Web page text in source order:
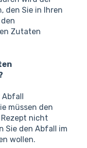
den Sie in Ihren
Zutaten
Abfall
müssen den
nicht
Sie den Abfall im
wollen.